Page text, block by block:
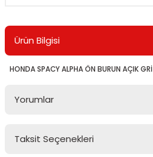
Ürün Bilgisi
HONDA SPACY ALPHA ÖN BURUN AÇIK GRİ
Yorumlar
Taksit Seçenekleri